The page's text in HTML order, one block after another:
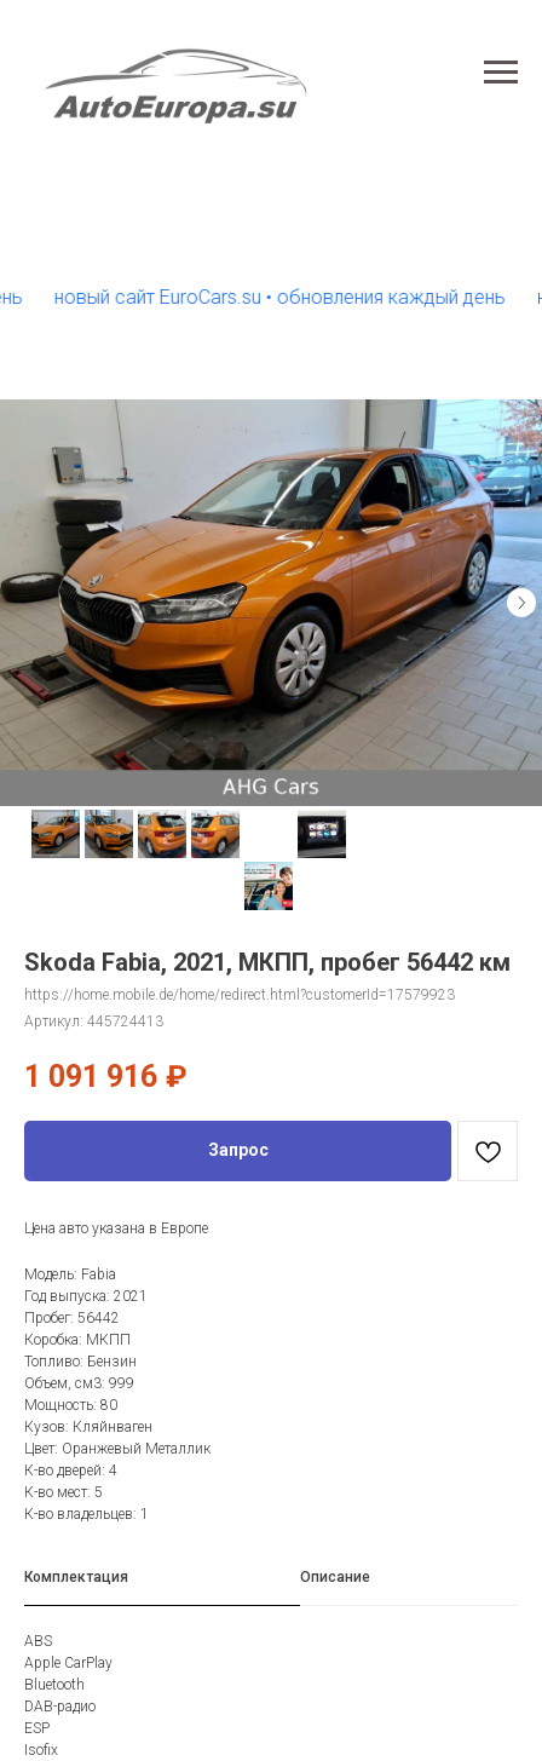
новый сайт EuroCars.su • обновления каждый день
Skoda Fabia, 2021, МКПП, пробег 56442 км
https://home.mobile.de/home/redirect.html?customerId=17579923
Артикул: 445724413
1 091 916 ₽
Запрос
Цена авто указана в Европе
Модель: Fabia
Год выпуска: 2021
Пробег: 56442
Коробка: МКПП
Топливо: Бензин
Объем, см3: 999
Мощность: 80
Кузов: Кляйнваген
Цвет: Оранжевый Металлик
К-во дверей: 4
К-во мест: 5
К-во владельцев: 1
Комплектация Описание
ABS
Apple CarPlay
Bluetooth
DAB-радио
ESP
Isofix